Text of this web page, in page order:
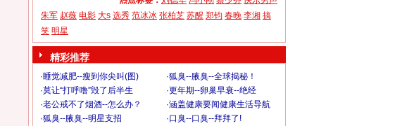
朱军 赵薇 电影 大s 选秀 范冰冰 张柏芝 苏醒 郑钧 春晚 李湘 搞
笑 明星
精彩推荐
·睡觉减肥--瘦到你尖叫(图) ·狐臭--腋臭--全球揭秘！
·莫让“打呼噜”毁了后半生 ·更年期--卵巢早衰--绝经
·老公戒不了烟酒--怎么办？ ·涵盖健康要闻健康生活导航
·狐臭--腋臭--明星支招 ·口臭--口臭--拜拜了!